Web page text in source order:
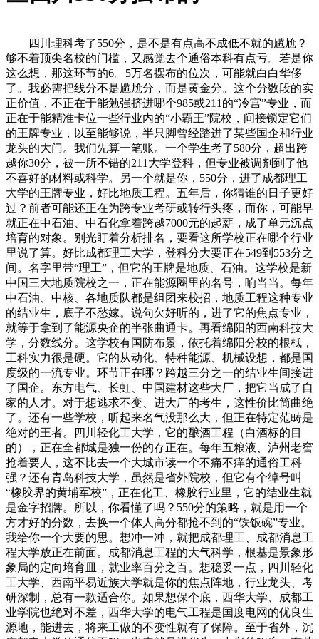
四川理科考了550分，是不是有点高不成低不就的尴尬？
够不着顶尖名校的门槛，又感觉去个通俗本科有点亏。若是你
这么想，那这环节的6。5万名摆布的位次，可能就白白华侈
了。我必需把线分不是尴尬分，而是黄金分。这个分数段的实
正价值，不正在于能勉强挤进哪个985或211的“冷宫”专业，而
正在于能精准卡位一些行业内的“小霸王”院校，间接锁定它们
的王牌专业，以至能够说，半只脚曾经踏进了某些国企和行业
龙头的大门。我们先算一笔账。一个学生考了580分，超出跨
越你30分，被一所不错的211大学登科，但专业被调剂到了他
不喜好的材料或科学。另一个就是你，550分，进了成都理工
大学的王牌专业，好比地质工程。五年后，你猜谁的日子更好
过？前者可能还正在为跨专业考研或转行头疼，而你，可能早
就正在中石油、中石化拿着跨越7000元的起薪，成了单元沉点
培育的对象。别光盯着分析排名，要看这所学校正在哪个行业
里说了算。好比成都理工大学，登科分大要正在549到553分之
间。名字里带“理工”，但它的王牌是地质、石油。这学校是新
中国三大地质院校之一，正在能源圈里的名号，响当当。每年
中石油、中核、各地质队都是组团来校招，地质工程这种专业
的结业生，底子不愁嫁。说句欠好听的，进了它的焦点专业，
就等于拿到了能源央企的半张曲通卡。再看绵阳的西南科技大
学，分数线分。这学校有国防布景，依托着绵阳分校的根柢，
工科实力很是硬。它的从动化、特种能源、机械设想，都是国
度级的一流专业。环节正在哪？跨越三分之一的结业生间接进
了国企。东方电气、长虹、中国建材这些大厂，把它当成了自
家的人才。对于想逃求不变、进大厂的考生，这性价比简曲绝
了。还有一些学校，听起来名气没那么大，但正在特定范畴是
绝对的王者。四川轻化工大学，它的酿酒工程（白酒标的目
的），正在全都城是独一份的存正在。每年五粮液、泸州老窖
抢着要人，这不比去一个大城市读一个不痛不痒的通俗工科
强？还有青岛科技大学，虽然是省外院校，但它有个绰号叫
“橡胶界的黄埔军校”，正在化工、橡胶行业里，它的结业生就
是金字招牌。所以，你看懂了吗？550分的策略，就是用一个
方才好的分数，去换一个体人高分都抢不到的“铁饭碗”专业。
我给你一个大要的思。想冲一冲，就把成都理工、成都消息工
程大学放正在前面。成都消息工程的大气科学，根基是景象形
象局的定向培育皿，就业率百分之百。想稳妥一点，四川轻化
工大学、西南平易近族大学就是你的焦点阵地，行业龙头、考
研深制，总有一款适合你。如果想保个底，西华大学、成都工
业学院也绝对不差，西华大学的电气工程是国度电网的优良生
源地，能进去，将来工做的不变性就有了保障。至于省外，沉